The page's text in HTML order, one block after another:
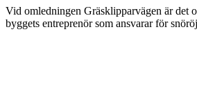
Vid omledningen Gräsklipparvägen är det
byggets entreprenör som ansvarar för